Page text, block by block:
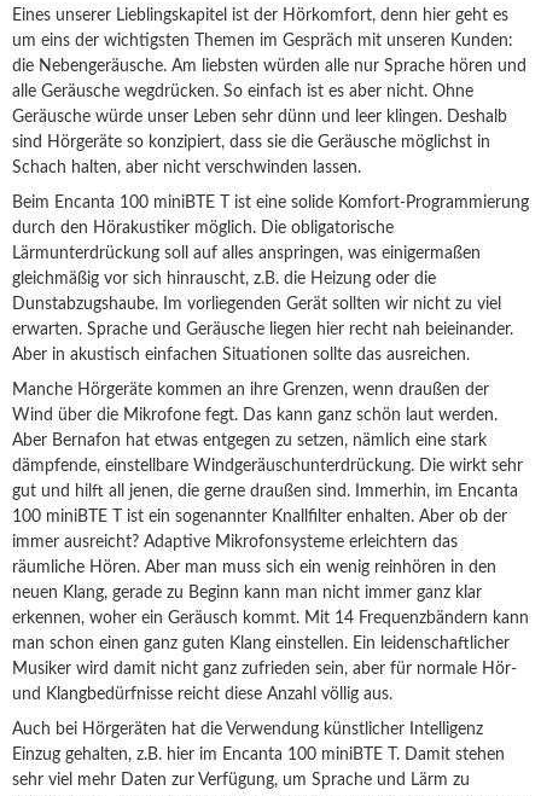
Eines unserer Lieblingskapitel ist der Hörkomfort, denn hier geht es
um eins der wichtigsten Themen im Gespräch mit unseren Kunden:
die Nebengeräusche. Am liebsten würden alle nur Sprache hören und
alle Geräusche wegdrücken. So einfach ist es aber nicht. Ohne
Geräusche würde unser Leben sehr dünn und leer klingen. Deshalb
sind Hörgeräte so konzipiert, dass sie die Geräusche möglichst in
Schach halten, aber nicht verschwinden lassen.
Beim Encanta 100 miniBTE T ist eine solide Komfort-Programmierung
durch den Hörakustiker möglich. Die obligatorische
Lärmunterdrückung soll auf alles anspringen, was einigermaßen
gleichmäßig vor sich hinrauscht, z.B. die Heizung oder die
Dunstabzugshaube. Im vorliegenden Gerät sollten wir nicht zu viel
erwarten. Sprache und Geräusche liegen hier recht nah beieinander.
Aber in akustisch einfachen Situationen sollte das ausreichen.
Manche Hörgeräte kommen an ihre Grenzen, wenn draußen der
Wind über die Mikrofone fegt. Das kann ganz schön laut werden.
Aber Bernafon hat etwas entgegen zu setzen, nämlich eine stark
dämpfende, einstellbare Windgeräuschunterdrückung. Die wirkt sehr
gut und hilft all jenen, die gerne draußen sind. Immerhin, im Encanta
100 miniBTE T ist ein sogenannter Knallfilter enhalten. Aber ob der
immer ausreicht? Adaptive Mikrofonsysteme erleichtern das
räumliche Hören. Aber man muss sich ein wenig reinhören in den
neuen Klang, gerade zu Beginn kann man nicht immer ganz klar
erkennen, woher ein Geräusch kommt. Mit 14 Frequenzbändern kann
man schon einen ganz guten Klang einstellen. Ein leidenschaftlicher
Musiker wird damit nicht ganz zufrieden sein, aber für normale Hör-
und Klangbedürfnisse reicht diese Anzahl völlig aus.
Auch bei Hörgeräten hat die Verwendung künstlicher Intelligenz
Einzug gehalten, z.B. hier im Encanta 100 miniBTE T. Damit stehen
sehr viel mehr Daten zur Verfügung, um Sprache und Lärm zu